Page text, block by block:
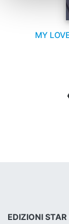
MY
EDIZIONI